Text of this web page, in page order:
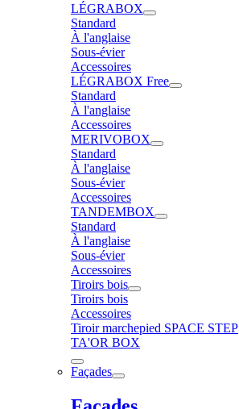
LÉGRABOX
Standard
À l'anglaise
Sous-évier
Accessoires
LÉGRABOX Free
Standard
À l'anglaise
Accessoires
MERIVOBOX
Standard
À l'anglaise
Sous-évier
Accessoires
TANDEMBOX
Standard
À l'anglaise
Sous-évier
Accessoires
Tiroirs bois
Tiroirs bois
Accessoires
Tiroir marchepied SPACE STEP
TA'OR BOX
Façades